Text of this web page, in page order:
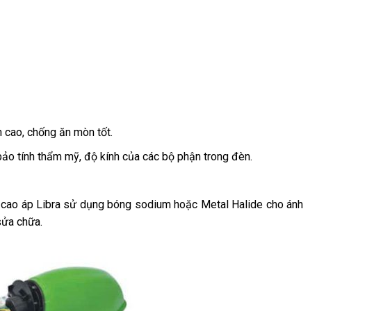
chống ăn mòn tốt.
tính thẩm mỹ, độ kính của các bộ phận trong đèn.
áp Libra sử dụng bóng sodium hoặc Metal Halide cho ánh
chữa.